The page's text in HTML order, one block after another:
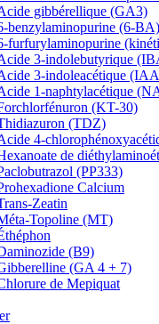
gibbérellique (GA3)
benzylaminopurine (6-BA)
furfurylaminopurine
3-indolebutyrique
3-indoleacétique
1-naphtylacétique
(KT-30)
(TDZ)
4-
de
(PP333)
Calcium
Zeatin
Topoline (MT)
(B9)
(GA 4 + 7)
de Mepiquat